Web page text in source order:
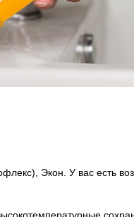
Экон. У вас есть